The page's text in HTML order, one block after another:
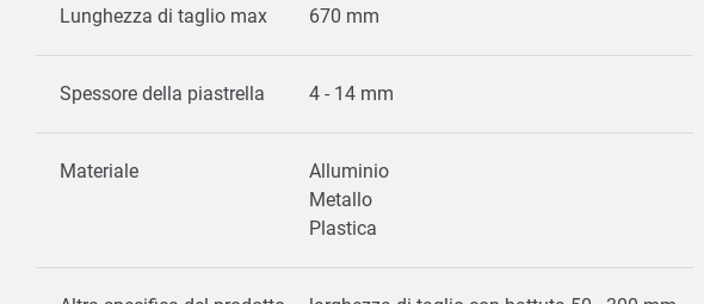
Lunghezza di taglio max 670 mm
Spessore della piastrella 4 - 14 mm
Materiale
Alluminio
Metallo
Plastica